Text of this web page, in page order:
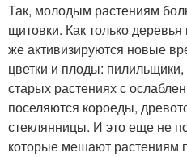
Так, молодым растениям
щитовки. Как только
же активизируются новые
цветки и плоды:
старых растениях с
поселяются короеды,
стеклянницы. И это еще не
которые мешают растениям